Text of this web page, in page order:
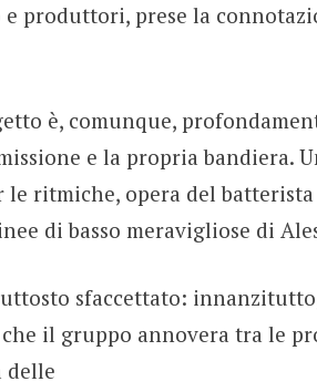
produttori, prese la
è, comunque,
e la propria bandiera.
le ritmiche, opera del
di basso meravigliose di
sfaccettato:
il gruppo annovera tra le
delle